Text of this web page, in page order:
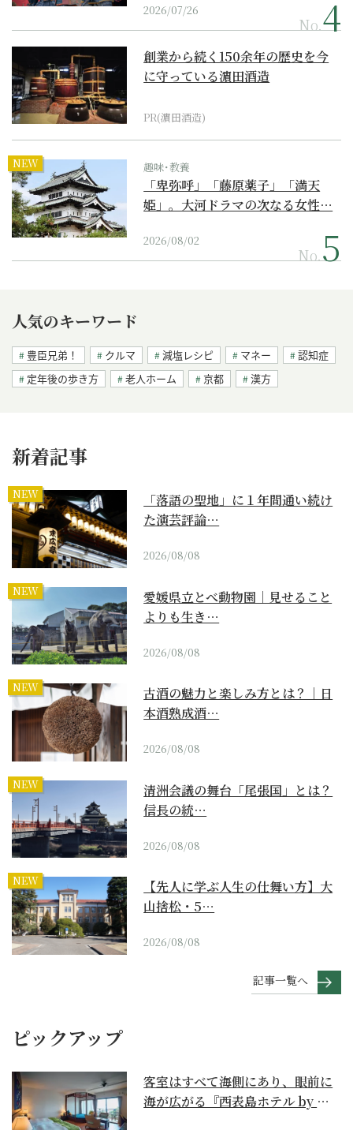
2026/07/26
No.
創業から続く150余年の歴史を今
に守っている濵田酒造
PR(濵田酒造)
NEW 趣味･教養
「卑弥呼」「藤原薬子」「満天
姫」。大河ドラマの次なる女性…
2026/08/02
No.
人気のキーワード
豊臣兄弟！ クルマ 減塩レシピ マネー
認知症
定年後の歩き方
老人ホーム 京都 漢方
新着記事
NEW
「落語の聖地」に１年間通い続け
た演芸評論…
2026/08/08
NEW
愛媛県立とべ動物園｜見せること
よりも生き…
2026/08/08
NEW
古酒の魅力と楽しみ方とは？｜日
本酒熟成酒…
2026/08/08
NEW
清洲会議の舞台「尾張国」とは？
信長の統…
2026/08/08
NEW
【先人に学ぶ人生の仕舞い方】大
山捨松・5…
2026/08/08
記事一覧へ
ピックアップ
客室はすべて海側にあり、眼前に
海が広がる『西表島ホテル by 星